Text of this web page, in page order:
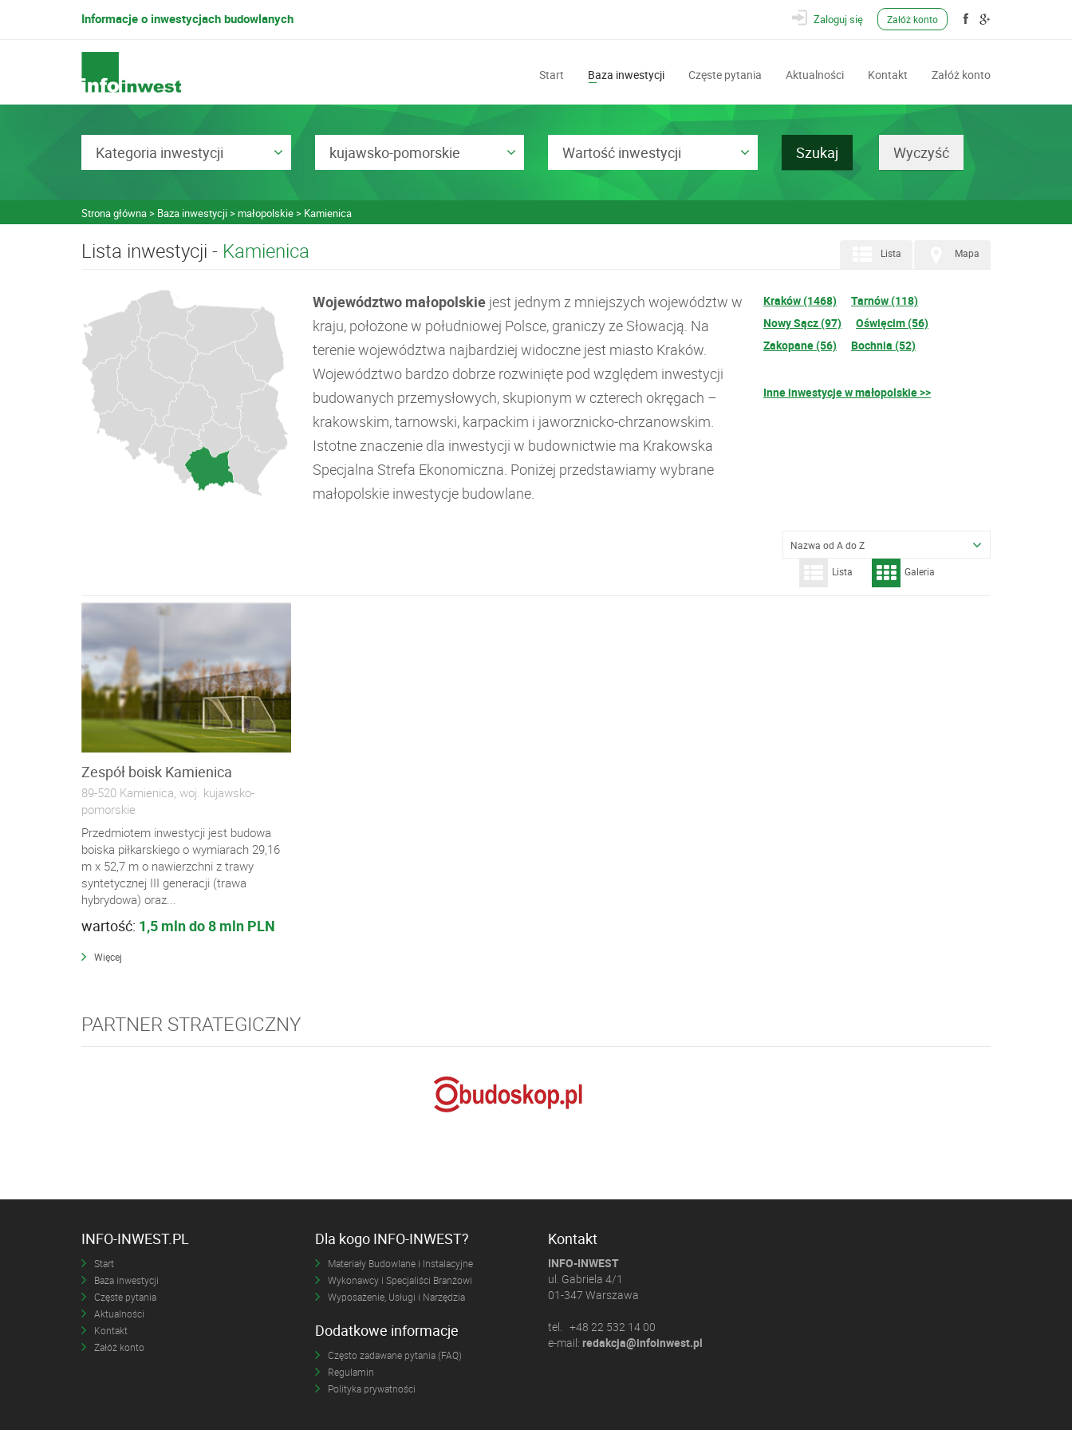
Informacje o inwestycjach budowlanych Zaloguj się Załóż konto
Start Baza inwestycji Częste pytania Aktualności Kontakt Załóż konto
Kategoria inwestycji kujawsko-pomorskie Wartość inwestycji
Strona główna Baza inwestycji małopolskie Kamienica
Lista inwestycji - Kamienica Mapa
Lista
Województwo małopolskie jest jednym z mniejszych województw w
kraju, położone w południowej Polsce, graniczy ze Słowacją. Na
terenie województwa najbardziej widoczne jest miasto Kraków.
Województwo bardzo dobrze rozwinięte pod względem inwestycji
budowanych przemysłowych, skupionym w czterech okręgach –
krakowskim, tarnowski, karpackim i jaworznicko-chrzanowskim.
Istotne znaczenie dla inwestycji w budownictwie ma Krakowska
Specjalna Strefa Ekonomiczna. Poniżej przedstawiamy wybrane
małopolskie inwestycje budowlane.
Kraków (1468)
Tarnów (118)
Nowy Sącz (97)
Oświęcim (56)
Zakopane (56)
Bochnia (52)
Inne inwestycje w małopolskie >>
Nazwa od A do Z
Lista Galeria
Zespół boisk Kamienica
89-520 Kamienica, woj. kujawsko-
pomorskie
Przedmiotem inwestycji jest budowa
boiska piłkarskiego o wymiarach 29,16
m x 52,7 m o nawierzchni z trawy
syntetycznej III generacji (trawa
hybrydowa) oraz...
wartość: 1,5 mln do 8 mln PLN
Więcej
PARTNER STRATEGICZNY
INFO-INWEST.PL
Start
Baza inwestycji
Częste pytania
Aktualności
Kontakt
Załóż konto
Dla kogo INFO-INWEST?
Materiały Budowlane i Instalacyjne
Wykonawcy i Specjaliści Branżowi
Wyposażenie, Usługi i Narzędzia
Dodatkowe informacje
Często zadawane pytania (FAQ)
Regulamin
Polityka prywatności
Kontakt
INFO-INWEST
ul. Gabriela 4/1
01-347 Warszawa
tel. +48 22 532 14 00
e-mail: redakcja@infoinwest.pl